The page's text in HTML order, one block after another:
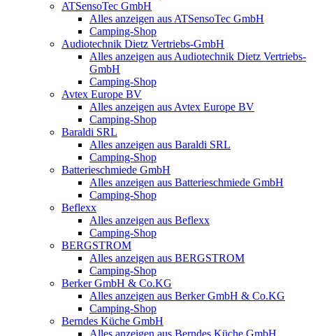
ATSensoTec GmbH
Alles anzeigen aus ATSensoTec GmbH
Camping-Shop
Audiotechnik Dietz Vertriebs-GmbH
Alles anzeigen aus Audiotechnik Dietz Vertriebs-
GmbH
Camping-Shop
Avtex Europe BV
Alles anzeigen aus Avtex Europe BV
Camping-Shop
Baraldi SRL
Alles anzeigen aus Baraldi SRL
Camping-Shop
Batterieschmiede GmbH
Alles anzeigen aus Batterieschmiede GmbH
Camping-Shop
Beflexx
Alles anzeigen aus Beflexx
Camping-Shop
BERGSTROM
Alles anzeigen aus BERGSTROM
Camping-Shop
Berker GmbH & Co.KG
Alles anzeigen aus Berker GmbH & Co.KG
Camping-Shop
Berndes Küche GmbH
Alles anzeigen aus Berndes Küche GmbH